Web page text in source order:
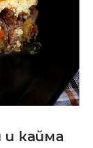
кайма